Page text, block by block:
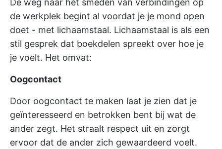
De weg naar het smeden van verbindingen op
de werkplek begint al voordat je je mond open
doet - met lichaamstaal. Lichaamstaal is als een
stil gesprek dat boekdelen spreekt over hoe je
je voelt. Het omvat:
Oogcontact
Door oogcontact te maken laat je zien dat je
geïnteresseerd en betrokken bent bij wat de
ander zegt. Het straalt respect uit en zorgt
ervoor dat de ander zich gewaardeerd voelt.